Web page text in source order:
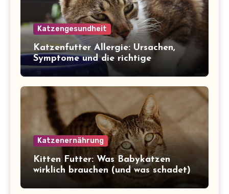
Katzengesundheit
Katzenfutter Allergie: Ursachen,
Symptome und die richtige
Ernährung
Katzenernährung
Kitten Futter: Was Babykatzen
wirklich brauchen (und was schadet)